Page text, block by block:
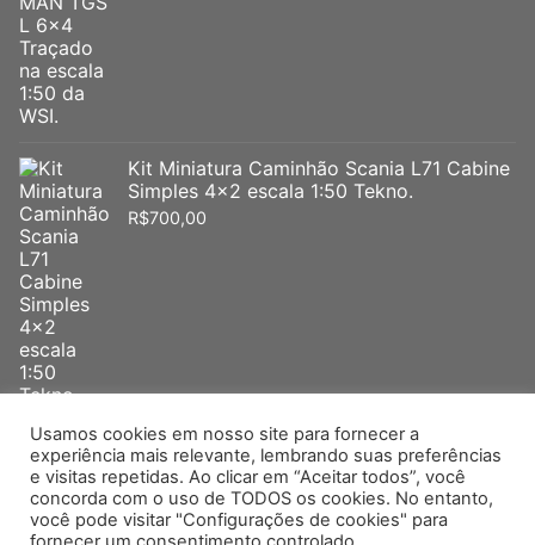
Kit Miniatura Caminhão Scania L71 Cabine
Simples 4x2 escala 1:50 Tekno.
R$700,00
Arpra – Minimac -Supermini – Jue – Minibrindes- Tekno – WSI –
Conrad -IMC – Miniatura Volvo – Miniatura Mercedes Miniatura
Usamos cookies em nosso site para fornecer a
experiência mais relevante, lembrando suas preferências
e visitas repetidas. Ao clicar em “Aceitar todos”, você
concorda com o uso de TODOS os cookies. No entanto,
você pode visitar "Configurações de cookies" para